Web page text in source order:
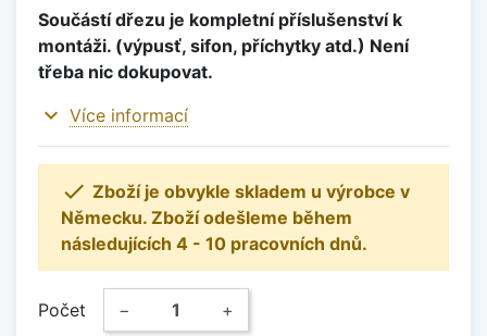
Součástí dřezu je kompletní příslušenství k
montáži. (výpusť, sifon, příchytky atd.) Není
třeba nic dokupovat.
expand_more Více informací
 Zboží je obvykle skladem u výrobce v
Německu. Zboží odešleme během
následujících 4 - 10 pracovních dnů.
Počet − +